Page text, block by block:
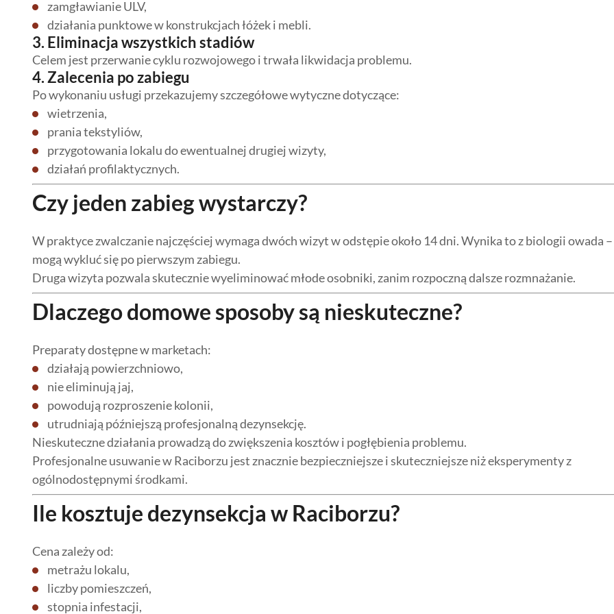
zamgławianie ULV,
działania punktowe w konstrukcjach łóżek i mebli.
3. Eliminacja wszystkich stadiów
Celem jest przerwanie cyklu rozwojowego i trwała likwidacja problemu.
4. Zalecenia po zabiegu
Po wykonaniu usługi przekazujemy szczegółowe wytyczne dotyczące:
wietrzenia,
prania tekstyliów,
przygotowania lokalu do ewentualnej drugiej wizyty,
działań profilaktycznych.
Czy jeden zabieg wystarczy?
W praktyce zwalczanie najczęściej wymaga dwóch wizyt w odstępie około 14 dni. Wynika to z biologii owada
mogą wykluć się po pierwszym zabiegu.
Druga wizyta pozwala skutecznie wyeliminować młode osobniki, zanim rozpoczną dalsze rozmnażanie.
Dlaczego domowe sposoby są nieskuteczne?
Preparaty dostępne w marketach:
działają powierzchniowo,
nie eliminują jaj,
powodują rozproszenie kolonii,
utrudniają późniejszą profesjonalną dezynsekcję.
Nieskuteczne działania prowadzą do zwiększenia kosztów i pogłębienia problemu.
Profesjonalne usuwanie w Raciborzu jest znacznie bezpieczniejsze i skuteczniejsze niż eksperymenty z
ogólnodostępnymi środkami.
Ile kosztuje dezynsekcja w Raciborzu?
Cena zależy od:
metrażu lokalu,
liczby pomieszczeń,
stopnia infestacji,